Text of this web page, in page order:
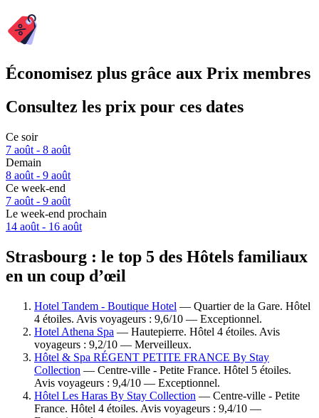
Économisez plus grâce aux Prix membres
Consultez les prix pour ces dates
Ce soir
7 août - 8 août
Demain
8 août - 9 août
Ce week-end
7 août - 9 août
Le week-end prochain
14 août - 16 août
Strasbourg : le top 5 des Hôtels familiaux
en un coup d’œil
Hotel Tandem - Boutique Hotel — Quartier de la Gare. Hôtel
4 étoiles. Avis voyageurs : 9,6/10 — Exceptionnel.
Hotel Athena Spa — Hautepierre. Hôtel 4 étoiles. Avis
voyageurs : 9,2/10 — Merveilleux.
Hôtel & Spa RÉGENT PETITE FRANCE By Stay
Collection — Centre-ville - Petite France. Hôtel 5 étoiles.
Avis voyageurs : 9,4/10 — Exceptionnel.
Hôtel Les Haras By Stay Collection — Centre-ville - Petite
France. Hôtel 4 étoiles. Avis voyageurs : 9,4/10 —